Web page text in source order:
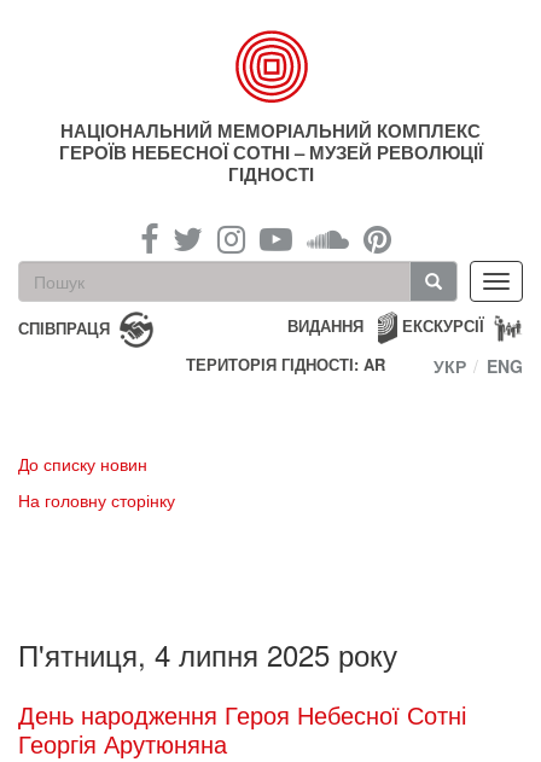
НАЦІОНАЛЬНИЙ МЕМОРІАЛЬНИЙ КОМПЛЕКС
ГЕРОЇВ НЕБЕСНОЇ СОТНІ – МУЗЕЙ РЕВОЛЮЦІЇ
ГІДНОСТІ
Пошукова
форма
Пошук
СПІВПРАЦЯ ЕКСКУРСІЇ
ВИДАННЯ
ТЕРИТОРІЯ ГІДНОСТІ: AR
УКР ENG
До списку новин
На головну сторінку
П'ятниця, 4 липня 2025 року
День народження Героя Небесної Сотні
Георгія Арутюняна